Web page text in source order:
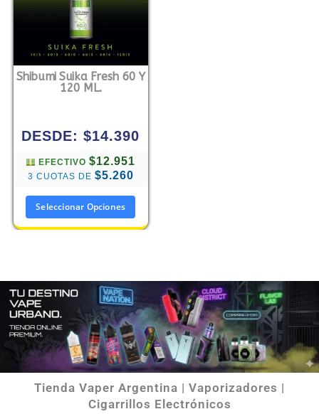
Shibumi Suika Fresh 60 Y
120 ML.
DESDE:$14.390
EFECTIVO$12.951
3 CUOTAS DE $5.260
Seleccionar Opciones
Tienda Vaper Argentina | Vaporizadores |
Cigarrillos Electrónicos